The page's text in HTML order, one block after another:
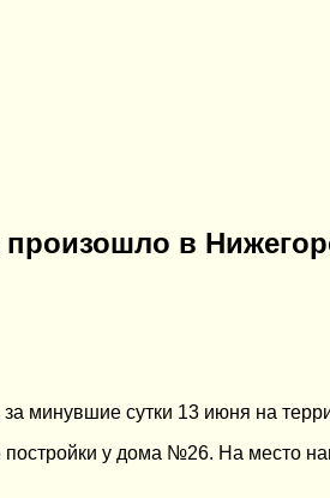
в
сутки 13 июня на
у дома №26. На место